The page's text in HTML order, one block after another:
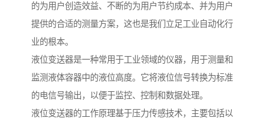
的为用户创造效益、不断的为用户节约成本、并为用户
提供的合适的测量方案，这也是我们立足工业自动化行
业的根本。
液位变送器是一种常用于工业领域的仪器，用于测量和
监测液体容器中的液位高度。它将液位信号转换为标准
的电信号输出，以便于监控、控制和数据处理。
液位变送器的工作原理基于压力传感技术，主要包括以